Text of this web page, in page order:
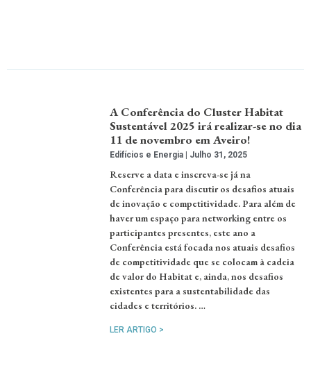
A Conferência do Cluster Habitat
Sustentável 2025 irá realizar-se no dia
11 de novembro em Aveiro!
Edifícios e Energia Julho 31, 2025
Reserve a data e inscreva-se já na
Conferência para discutir os desafios atuais
de inovação e competitividade. Para além de
haver um espaço para networking entre os
participantes presentes, este ano a
Conferência está focada nos atuais desafios
de competitividade que se colocam à cadeia
de valor do Habitat e, ainda, nos desafios
existentes para a sustentabilidade das
cidades e territórios. …
LER ARTIGO >